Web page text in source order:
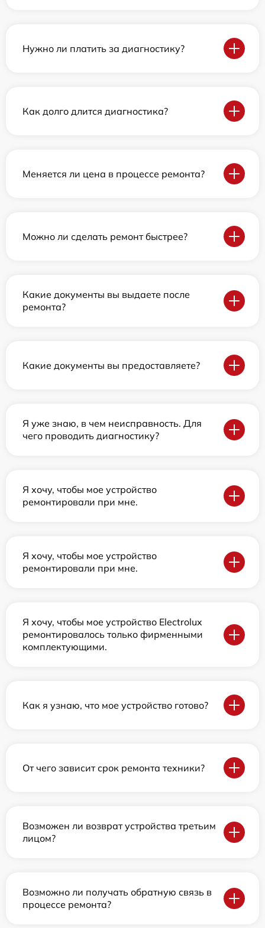
Нужно ли платить за диагностику?
Как долго длится диагностика?
Меняется ли цена в процессе ремонта?
Можно ли сделать ремонт быстрее?
Какие документы вы выдаете после
ремонта?
Какие документы вы предоставляете?
Я уже знаю, в чем неисправность. Для
чего проводить диагностику?
Я хочу, чтобы мое устройство
ремонтировали при мне.
Я хочу, чтобы мое устройство
ремонтировали при мне.
Я хочу, чтобы мое устройство Electrolux
ремонтировалось только фирменными
комплектующими.
Как я узнаю, что мое устройство готово?
От чего зависит срок ремонта техники?
Возможен ли возврат устройства третьим
лицом?
Возможно ли получать обратную связь в
процессе ремонта?